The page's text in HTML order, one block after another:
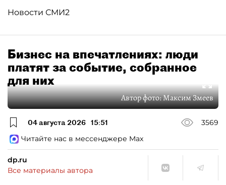
Новости СМИ2
Бизнес на впечатлениях: люди
платят за событие, собранное
для них
Автор фото:Максим Змеев
04 августа 2026 15:51
3569
Читайте нас в мессенджере Max
dp.ru
Все материалы автора